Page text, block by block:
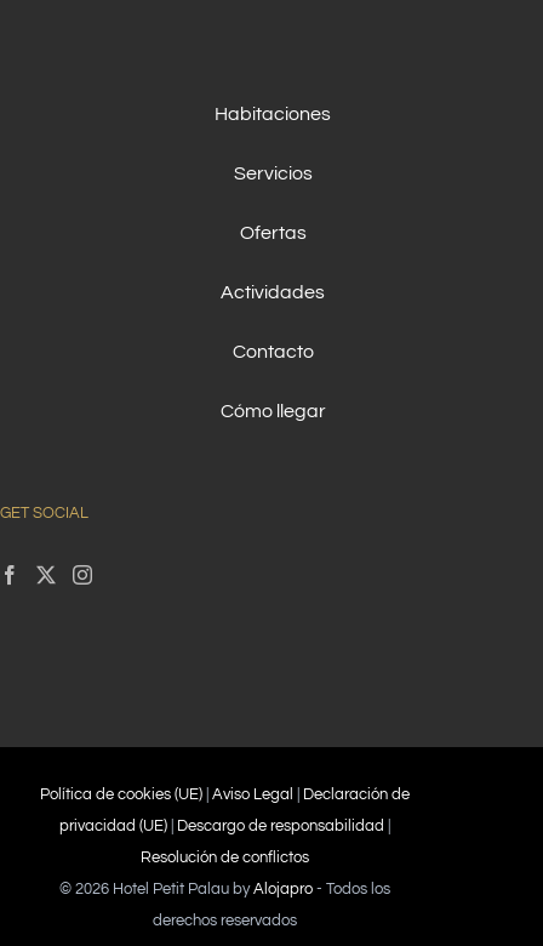
Habitaciones
Servicios
Ofertas
Actividades
Contacto
Cómo llegar
GET SOCIAL
Política de cookies (UE)| Aviso Legal
Declaración de
privacidad (UE)| Descargo de responsabilidad
Resolución de conflictos
© 2026 Hotel Petit Palau byAlojapro- Todos los
derechos reservados